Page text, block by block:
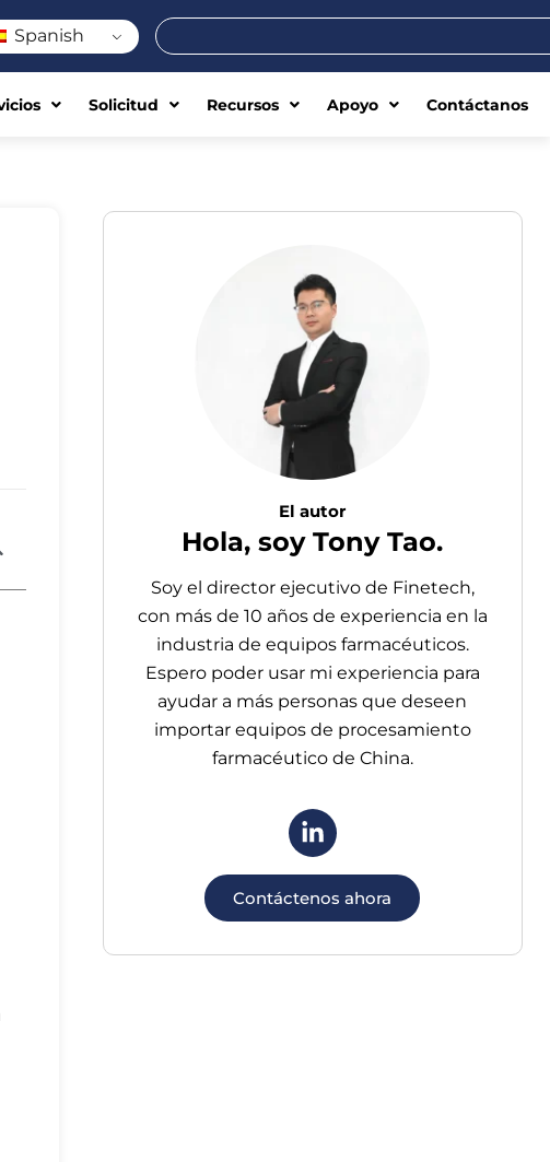
Spanish Buscar
Solicitud Recursos Apoyo Contáctanos
El autor
Hola, soy Tony Tao.
Soy el director ejecutivo de Finetech,
con más de 10 años de experiencia en la
industria de equipos farmacéuticos.
Espero poder usar mi experiencia para
ayudar a más personas que deseen
importar equipos de procesamiento
farmacéutico de China.
Contáctenos ahora